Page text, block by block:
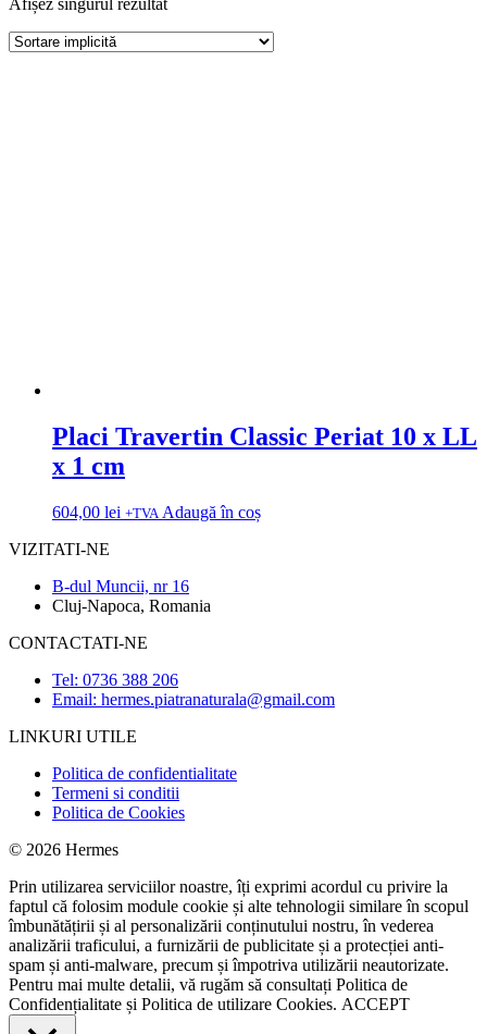
Placi Travertin Classic Periat 10 x LL
x 1 cm
604,00 lei +TVA Adaugă în coș
VIZITATI-NE
B-dul Muncii, nr 16
Cluj-Napoca, Romania
CONTACTATI-NE
Tel: 0736 388 206
Email: hermes.piatranaturala@gmail.com
LINKURI UTILE
Politica de confidentialitate
Termeni si conditii
Politica de Cookies
© 2026 Hermes
Prin utilizarea serviciilor noastre, îți exprimi acordul cu privire la
faptul că folosim module cookie și alte tehnologii similare în scopul
îmbunătățirii și al personalizării conținutului nostru, în vederea
analizării traficului, a furnizării de publicitate și a protecției anti-
spam și anti-malware, precum și împotriva utilizării neautorizate.
Pentru mai multe detalii, vă rugăm să consultați Politica de
Confidențialitate și Politica de utilizare Cookies. ACCEPT